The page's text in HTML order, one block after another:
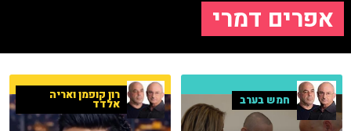
אפרים דמרי
חמש בערב רון קופמן ואריה
אלדד